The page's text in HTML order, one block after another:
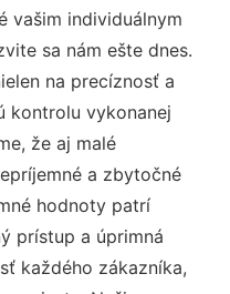
vašim individuálnym
sa nám ešte dnes.
na precíznosť a
kontrolu vykonanej
že aj malé
a zbytočné
hodnoty patrí
prístup a úprimná
každého zákazníka,